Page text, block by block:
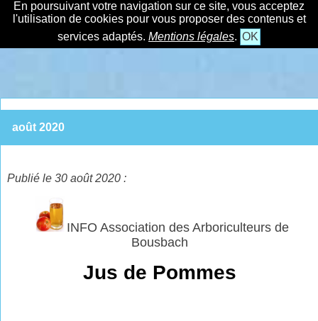
En poursuivant votre navigation sur ce site, vous acceptez
l'utilisation de cookies pour vous proposer des contenus et
services adaptés. Mentions légales. OK
août 2020
Publié le 30 août 2020 :
INFO Association des Arboriculteurs de
Bousbach
Jus de Pommes